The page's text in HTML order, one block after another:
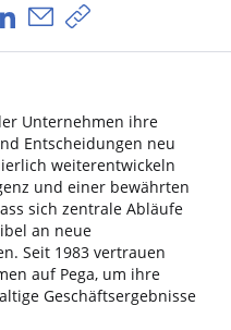
teilen
X teilen
Über LinkedIn teilen
Über E-Mail teilen
Link zum Teilen
Unternehmen ihre
Entscheidungen neu
weiterentwickeln
und einer bewährten
sich zentrale Abläufe
an neue
Seit 1983 vertrauen
auf Pega, um ihre
Geschäftsergebnisse